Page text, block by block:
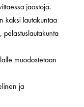
jaostoja.
kaksi lautakuntaa
muodostetaan
ja